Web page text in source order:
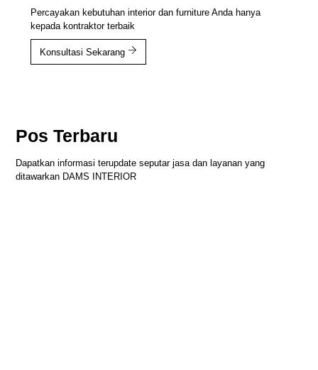
Percayakan kebutuhan interior dan furniture Anda hanya
kepada kontraktor terbaik
Konsultasi Sekarang
Pos Terbaru
Dapatkan informasi terupdate seputar jasa dan layanan yang
ditawarkan DAMS INTERIOR